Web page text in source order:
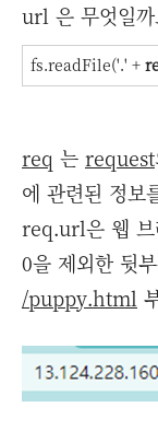
url 은 무엇일까
fs.readFile('.' +
req 는 request
에 관련된 정보
req.url은 웹 브
0을 제외한 뒷
/puppy.html